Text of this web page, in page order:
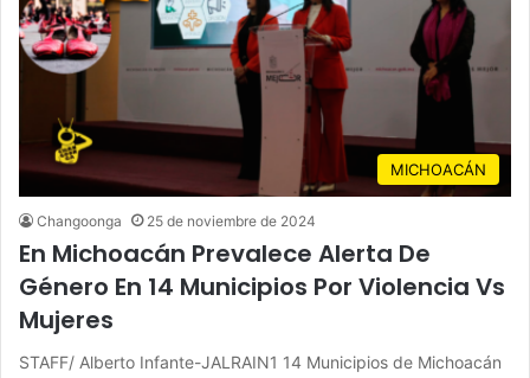
MICHOACÁN
Changoonga 25 de noviembre de 2024
En Michoacán Prevalece Alerta De
Género En 14 Municipios Por Violencia Vs
Mujeres
STAFF/ Alberto Infante-JALRAIN1 14 Municipios de Michoacán